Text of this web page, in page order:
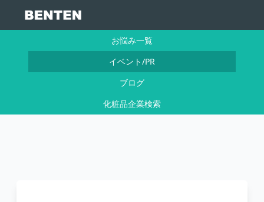
お悩み一覧
イベント/PR
ブログ
化粧品企業検索